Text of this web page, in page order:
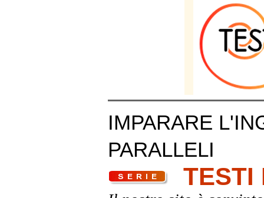
IMPARARE
PARALLELI
TESTI